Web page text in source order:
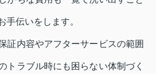
手伝いをします。
証内容やアフターサービスの範囲
トラブル時にも困らない体制づく